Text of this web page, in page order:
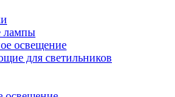
лампы
освещение
для светильников